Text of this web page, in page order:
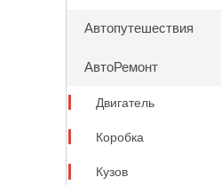
Автопутешествия
АвтоРемонт
Двигатель
Коробка
Кузов